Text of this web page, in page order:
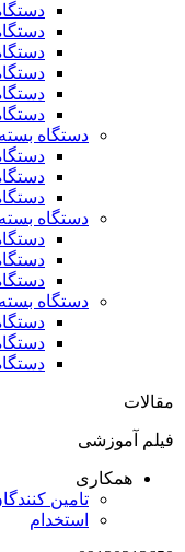
دستگاه
دستگاه
دستگاه
مقالات
فیلم آموزشی
همکاری
تامین
استخدام